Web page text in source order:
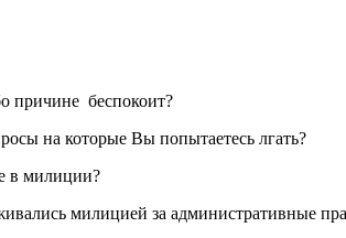
причине беспокоит?
на которые Вы попытаетесь лгать?
в милиции?
милицией за административные